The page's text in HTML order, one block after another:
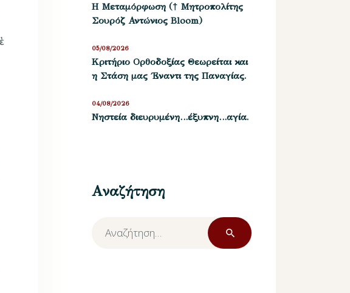
Η Μεταμόρφωση († Μητροπολίτης
Σουρόζ Αντώνιος Bloom)
Kριτήριο Oρθοδοξίας Θεωρείται και
η Στάση μας ΄Εναντι της Παναγίας.
05/08/2026
Νηστεία διευρυμένη…έξυπνη…αγία.
04/08/2026
Αναζήτηση
Αναζήτηση
για: